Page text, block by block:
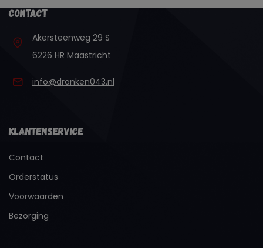
Contact
Akersteenweg 29 S
6226 HR Maastricht
info@dranken043.nl
Klantenservice
Contact
Orderstatus
Voorwaarden
Bezorging